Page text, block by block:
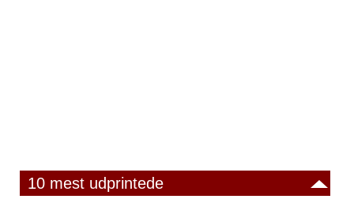
10 mest udprintede